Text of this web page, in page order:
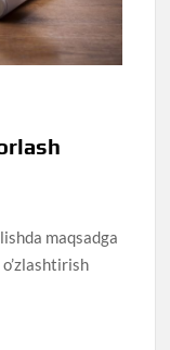
maqsadga